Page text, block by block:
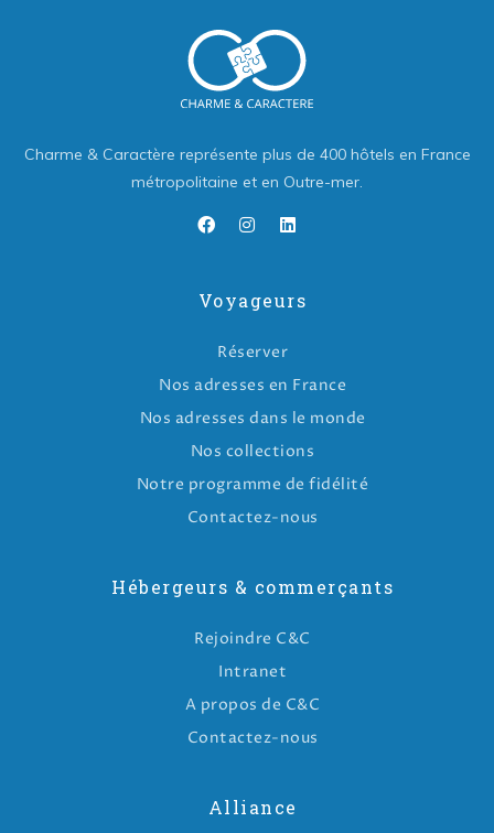
Charme & Caractère représente plus de 400 hôtels en France
métropolitaine et en Outre-mer.
Voyageurs
Réserver
Nos adresses en France
Nos adresses dans le monde
Nos collections
Notre programme de fidélité
Contactez-nous
Hébergeurs & commerçants
Rejoindre C&C
Intranet
A propos de C&C
Contactez-nous
Alliance